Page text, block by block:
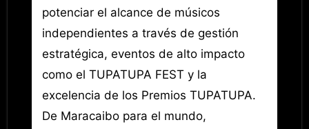
potenciar el alcance de músicos
independientes a través de gestión
estratégica, eventos de alto impacto
como el TUPATUPA FEST y la
excelencia de los Premios TUPATUPA.
De Maracaibo para el mundo,